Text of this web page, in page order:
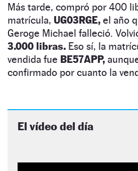
Más tarde, compró por 400
matrícula, UG03RGE, el año
Geroge Michael falleció.
3.000 libras. Eso sí, la
vendida fue BE57APP,
confirmado por cuanto la
El vídeo del día